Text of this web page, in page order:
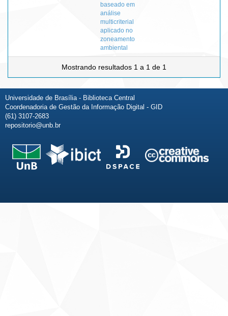
baseado em
análise
multicriterial
aplicado no
zoneamento
ambiental
Mostrando resultados 1 a 1 de 1
Universidade de Brasília - Biblioteca Central
Coordenadoria de Gestão da Informação Digital - GID
(61) 3107-2683
repositorio@unb.br